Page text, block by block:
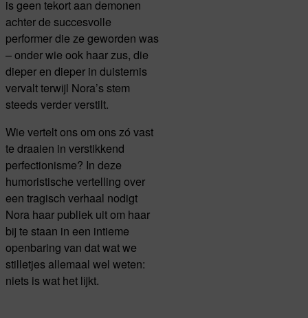
is geen tekort aan demonen
achter de succesvolle
performer die ze geworden was
– onder wie ook haar zus, die
dieper en dieper in duisternis
vervalt terwijl Nora’s stem
steeds verder verstilt.
Wie vertelt ons om ons zó vast
te draaien in verstikkend
perfectionisme? In deze
humoristische vertelling over
een tragisch verhaal nodigt
Nora haar publiek uit om haar
bij te staan in een intieme
openbaring van dat wat we
stilletjes allemaal wel weten:
niets is wat het lijkt.